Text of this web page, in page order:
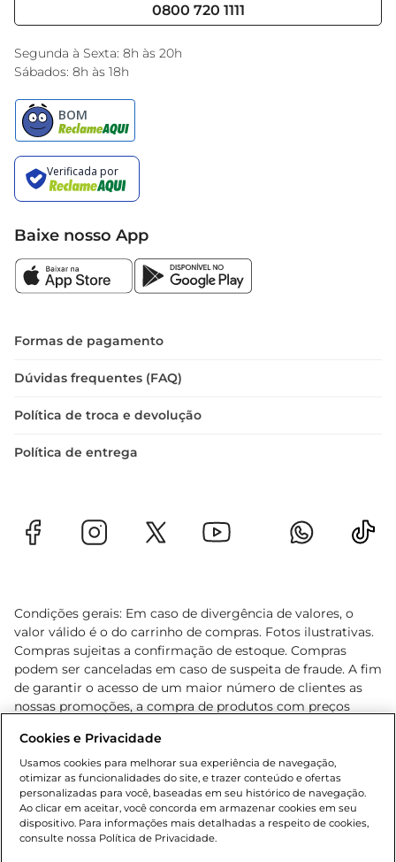
Black Friday
Encarte do Dia
0800 720 1111
Segunda à Sexta: 8h às 20h
Sábados: 8h às 18h
Baixe nosso App
Formas de pagamento
Dúvidas frequentes (FAQ)
Política de troca e devolução
Política de entrega
Condições gerais: Em caso de divergência de valores, o
valor válido é o do carrinho de compras. Fotos ilustrativas.
Compras sujeitas a confirmação de estoque. Compras
podem ser canceladas em caso de suspeita de fraude. A fim
de garantir o acesso de um maior número de clientes as
nossas promoções, a compra de produtos com preços
cliente. Os preços, ofertas e condições são exclusivos para
o e-commerce e válidos durante o dia de hoje, podendo
sofrer alterações sem prévia notificação. Proibida a venda
de bebidas alcoólicas para menores de 18 anos, conforme
Lei n.º 8069/90, art. 81, inciso II (Estatuto da Criança e do
Adolescente). Preços e condições exclusivos para o
Cookies e Privacidade
Usamos cookies para melhorar sua experiência de navegação,
otimizar as funcionalidades do site, e trazer conteúdo e ofertas
personalizadas para você, baseadas em seu histórico de navegação.
Ao clicar em aceitar, você concorda em armazenar cookies em seu
dispositivo. Para informações mais detalhadas a respeito de cookies,
consulte nossa Política de Privacidade.